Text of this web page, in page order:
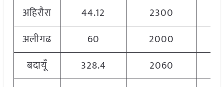
अहिरौरा 44.12
2300
अलीगढ
60
2000
बदायूँ
328.4
2060